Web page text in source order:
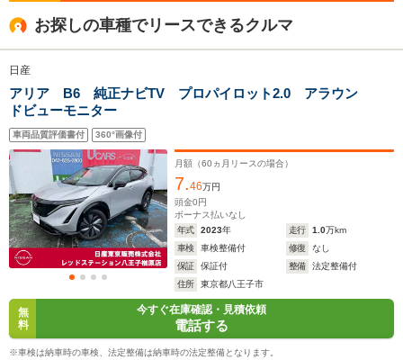
サイズ
WLTCモード
燃費
全高
1.65m
全幅
ホイールベース
-m
1.65m
全幅
-
お探しの車種でリースできるクルマ
日産
アリア B6 純正ナビTV プロパイロット2.0 アラウン
ドビューモニター
車両品質評価書付 360°画像付
月額（60 ヵ月リースの場合）
7.46万円
頭金0円
ボーナス払いなし
年式
2023年 走行 1.0万km
車検
車検整備付 修復
なし
保証
保証付 整備
法定整備付
住所
東京都八王子市
無
料
今すぐ在庫確認・見積依頼
電話する
※車検は納車時の車検、法定整備は納車時の法定整備となります。